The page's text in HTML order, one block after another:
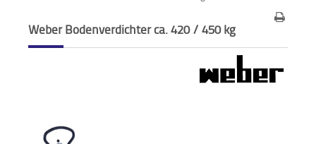
Sonstiges
Radlader
Weber Bodenverdichter ca. 420 / 450 kg